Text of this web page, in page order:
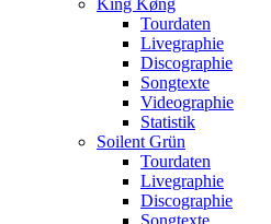
King Køng
Tourdaten
Livegraphie
Discographie
Songtexte
Videographie
Statistik
Soilent Grün
Tourdaten
Livegraphie
Discographie